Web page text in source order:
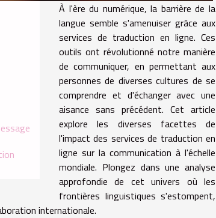
À l'ère du numérique, la barrière de la
langue semble s'amenuiser grâce aux
services de traduction en ligne. Ces
outils ont révolutionné notre manière
de communiquer, en permettant aux
personnes de diverses cultures de se
comprendre et d'échanger avec une
aisance sans précédent. Cet article
explore les diverses facettes de
l'impact des services de traduction en
ligne sur la communication à l'échelle
mondiale. Plongez dans une analyse
approfondie de cet univers où les
frontières linguistiques s'estompent,
internationale.